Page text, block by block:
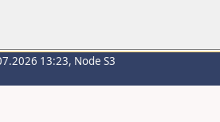
13:23, Node S3